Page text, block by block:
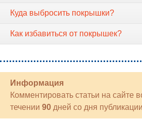
Куда выбросить покрышки?
Как избавиться от покрышек?
Информация
Комментировать статьи на сайте
течении 90 дней со дня